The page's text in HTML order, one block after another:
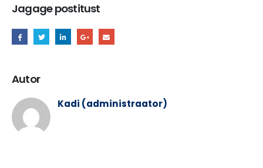
Jagage postitust
Autor
Kadi (administraator)